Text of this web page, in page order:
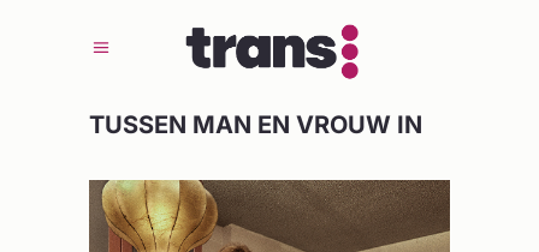
TUSSEN MAN EN VROUW IN